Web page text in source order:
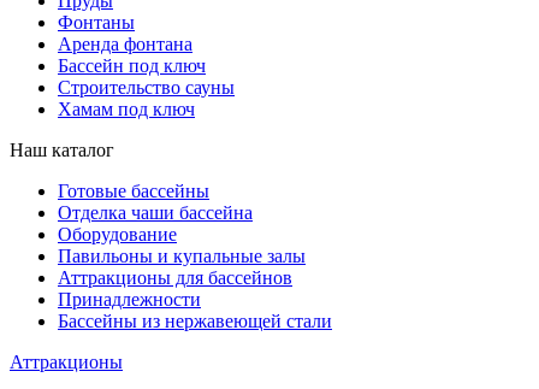
Фонтаны
Аренда фонтана
Бассейн под ключ
Строительство сауны
Хамам под ключ
Наш каталог
Готовые бассейны
Отделка чаши бассейна
Оборудование
Павильоны и купальные залы
Аттракционы для бассейнов
Принадлежности
Бассейны из нержавеющей стали
Аттракционы